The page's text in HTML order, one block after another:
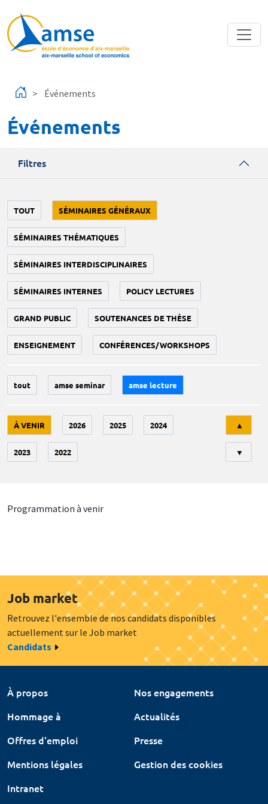
Événements
Événements
Filtres
TOUT SÉMINAIRES GÉNÉRAUX
SÉMINAIRES THÉMATIQUES
SÉMINAIRES INTERDISCIPLINAIRES
SÉMINAIRES INTERNES POLICY LECTURES
GRAND PUBLIC SOUTENANCES DE THÈSE
ENSEIGNEMENT CONFÉRENCES/WORKSHOPS
tout amse seminar amse lecture
À VENIR 2026 2025 2024
2023 2022
▲
▼
Programmation à venir
Job market
Retrouvez l'ensemble de nos candidats disponibles
actuellement sur le Job market
Candidats
À propos
Nos engagements
Hommage à
Actualités
Offres d'emploi
Presse
Mentions légales
Gestion des cookies
Intranet